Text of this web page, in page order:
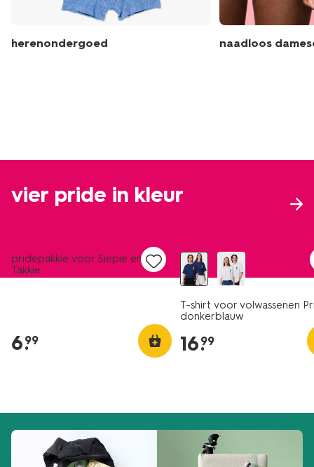
herenondergoed naadloos
vier pride in kleur
pridepakkie voor Siepie en
Takkie
6.
99
T-shirt voor volwassenen
donkerblauw
16.
99